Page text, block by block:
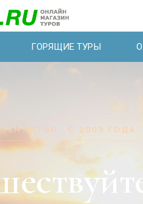
ГОРЯЩИЕ ТУРЫ
· С 2009 ГОДА